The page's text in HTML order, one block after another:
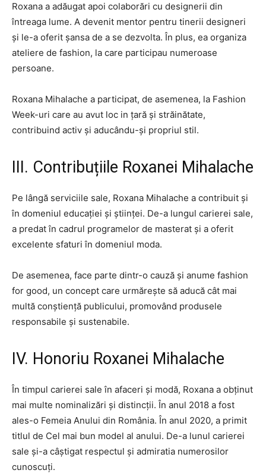
Roxana a adăugat apoi colaborări cu designerii din
întreaga lume. A devenit mentor pentru tinerii designeri
și le-a oferit șansa de a se dezvolta. În plus, ea organiza
ateliere de fashion, la care participau numeroase
persoane.
Roxana Mihalache a participat, de asemenea, la Fashion
Week-uri care au avut loc in țară și străinătate,
contribuind activ și aducându-și propriul stil.
III. Contribuțiile Roxanei Mihalache
Pe lângă serviciile sale, Roxana Mihalache a contribuit și
în domeniul educației și științei. De-a lungul carierei sale,
a predat în cadrul programelor de masterat și a oferit
excelente sfaturi în domeniul moda.
De asemenea, face parte dintr-o cauză și anume fashion
for good, un concept care urmărește să aducă cât mai
multă conștiență publicului, promovând produsele
responsabile și sustenabile.
IV. Honoriu Roxanei Mihalache
În timpul carierei sale în afaceri și modă, Roxana a obținut
mai multe nominalizări și distincții. În anul 2018 a fost
ales-o Femeia Anului din România. În anul 2020, a primit
titlul de Cel mai bun model al anului. De-a lunul carierei
sale și-a câștigat respectul și admiratia numerosilor
cunoscuți.